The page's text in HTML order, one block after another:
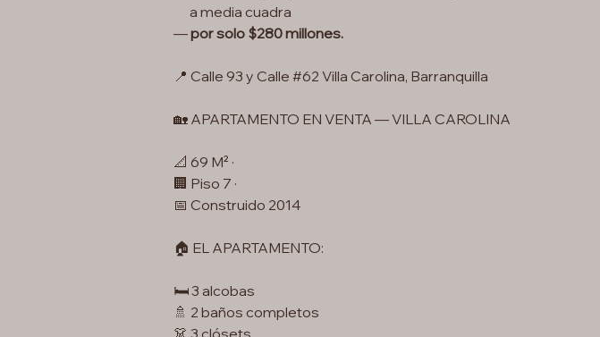
a media cuadra
—por solo $280 millones.
📍 Calle 93 y Calle #62 Villa Carolina, Barranquilla
🏡 APARTAMENTO EN VENTA — VILLA CAROLINA
📐 69 M² ·
🏢 Piso 7 ·
📅 Construido 2014
🏠 EL APARTAMENTO:
🛏️ 3 alcobas
🚿 2 baños completos
👗 3 clósets